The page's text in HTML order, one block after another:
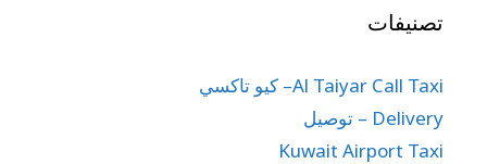
تصنيفات
Al Taiyar Call Taxi– كيو تاكسي
Delivery – توصيل
Kuwait Airport Taxi